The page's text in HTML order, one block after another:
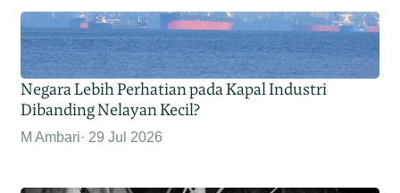
Negara Lebih Perhatian pada Kapal Industri
Dibanding Nelayan Kecil?
M Ambari 29 Jul 2026